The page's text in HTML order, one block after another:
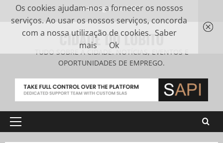
8 de Agosto, 2026
CIDADE DO LOBITO
TUDO SOBRE A CIDADE. NOTÍCIAS, EVENTOS E
OPORTUNIDADES DE EMPREGO.
Os cookies ajudam-nos a fornecer os nossos
serviços. Ao usar os nossos serviços, concorda
com a nossa utilização de cookies. Saber
mais
Ok